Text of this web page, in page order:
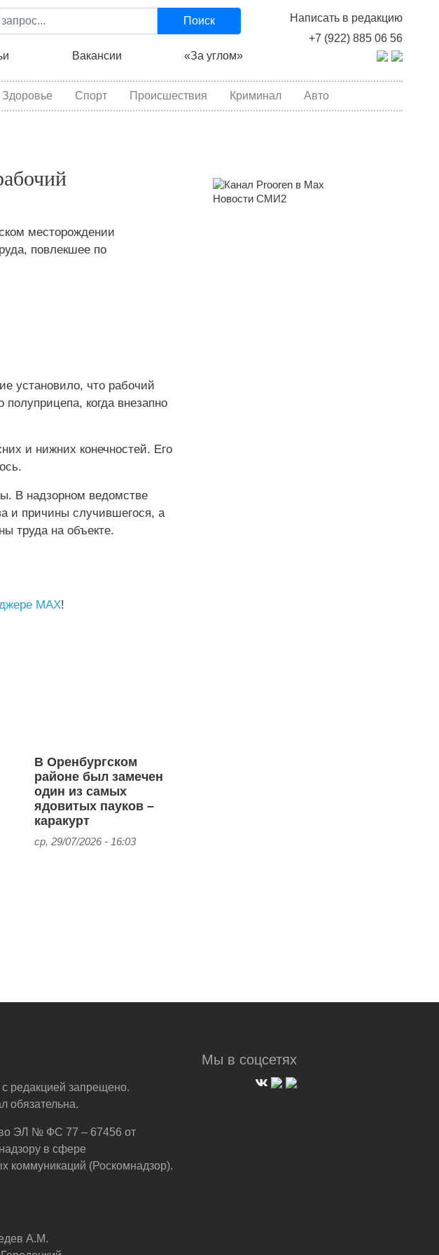
Написать в редакцию
+7 (922) 885 06 56
Поиск
Вакансии «За углом»
Здоровье Спорт Происшествия Криминал Авто
месторождении
повлекшее по
установило, что рабочий
полуприцепа, когда внезапно
и нижних конечностей. Его
В надзорном ведомстве
и причины случившегося, а
труда на объекте.
MAX!
В Оренбургском
районе был замечен
один из самых
ядовитых пауков –
каракурт
ср, 29/07/2026 - 16:03
Новости СМИ2
Мы в соцсетях
редакцией запрещено.
обязательна.
ЭЛ № ФС 77 – 67456 от
в сфере
коммуникаций (Роскомнадзор).
А.М.